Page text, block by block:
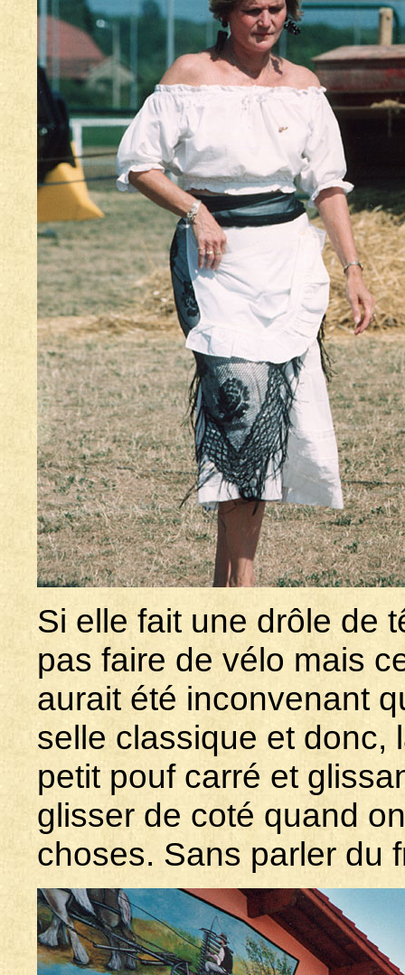
Si elle fait une drôle de
pas faire de vélo mais
aurait été inconvenant
selle classique et donc,
petit pouf carré et
glisser de coté quand
choses. Sans parler du